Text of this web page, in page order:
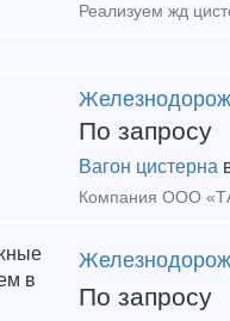
По запросу
Вагон цистерна
По запросу